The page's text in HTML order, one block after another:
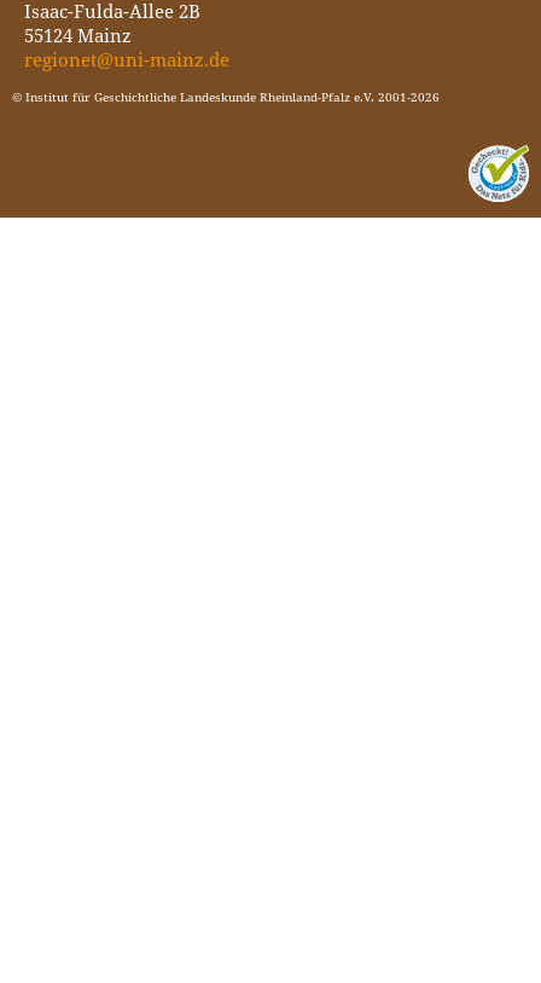
Isaac-Fulda-Allee 2B
55124 Mainz
regionet@uni-mainz.de
© Institut für Geschichtliche Landeskunde Rheinland-Pfalz e.V. 2001-2026